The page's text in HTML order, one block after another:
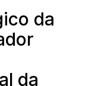
da
da